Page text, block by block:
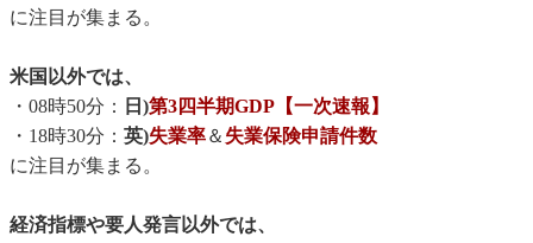
に注目が集まる。
米国以外では、
・08時50分：
日)第3四半期GDP【一次速報】
・18時30分： 英)失業率＆ 失業保険申請件数
に注目が集まる。
経済指標や要人発言以外では、